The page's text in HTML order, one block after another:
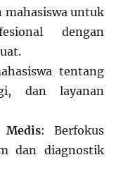
mahasiswa untuk
dengan
tentang
dan layanan
Medis: Berfokus
dan diagnostik